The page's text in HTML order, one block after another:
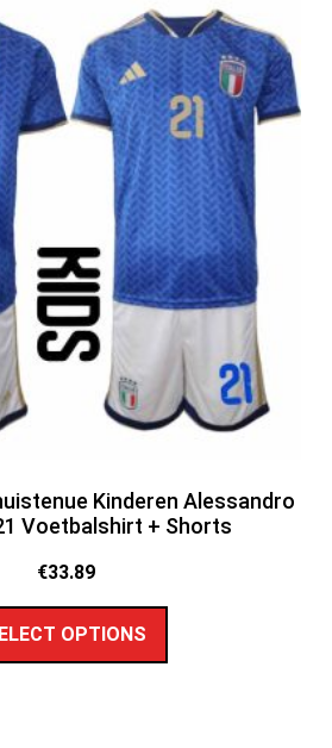
Kinderen Alessandro
Voetbalshirt + Shorts
€33.89
OPTIONS